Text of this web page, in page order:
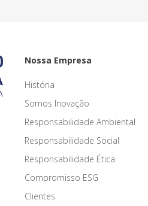
Nossa Empresa
História
Somos Inovação
Responsabilidade Ambiental
Responsabilidade Social
Responsabilidade Ética
Compromisso ESG
Clientes